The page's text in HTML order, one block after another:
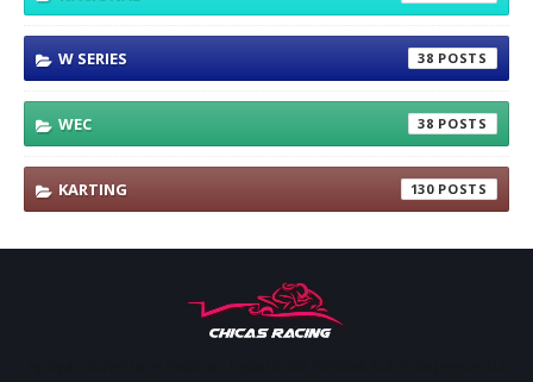
W SERIES 38
WEC 38
KARTING 130